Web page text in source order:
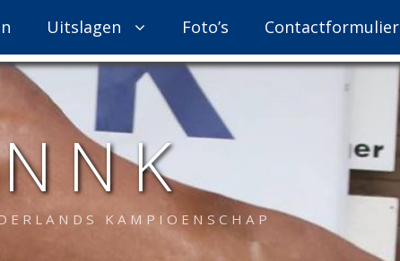
N K
KAMPIOENSCHAP
Uitslagen Foto’s Contactformulier